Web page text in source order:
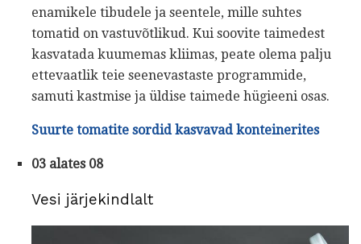
enamikele tibudele ja seentele, mille suhtes
tomatid on vastuvõtlikud. Kui soovite taimedest
kasvatada kuumemas kliimas, peate olema palju
ettevaatlik teie seenevastaste programmide,
samuti kastmise ja üldise taimede hügieeni osas.
Suurte tomatite sordid kasvavad konteinerites
03 alates 08
Vesi järjekindlalt